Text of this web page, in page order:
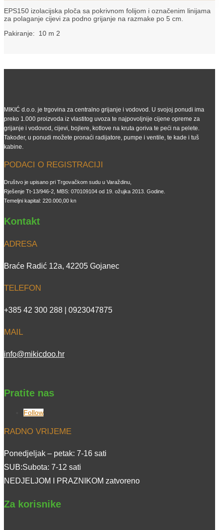
EPS150 izolacijska ploča sa pokrivnom folijom i označenim linijama
za polaganje cijevi za podno grijanje na razmake po 5 cm.
Pakiranje: 10 m 2
MIKIĆ d.o.o. je trgovina za centralno grijanje i vodovod. U svojoj ponudi ima
preko 1.000 proizvoda iz vlastitog uvoza te najpovoljnije cijene opreme za
grijanje i vodovod, cijevi, bojlere, kotlove na kruta goriva te peći na pelete.
Također, u ponudi možete pronaći radijatore, pumpe i ventile, te kade i tuš
kabine.
PODACI O REGISTRACIJI
Društvo je upisano pri Trgovačkom sudu u Varaždinu,
Rješenje Tt-13/946-2, MBS: 070109104 od 19. ožujka 2013. Godine.
Temeljni kapital: 220.000,00 kn
Kontakt
ADRESA
Braće Radić 12a, 42205 Gojanec
TELEFON
+385 42 300 288 | 0923047875
MAIL
info@mikicdoo.hr
Pratite nas
Follow
RADNO VRIJEME
Ponedjeljak – petak: 7-16 sati
SUB:Subota: 7-12 sati
NEDJELJOM I PRAZNIKOM zatvoreno
Za korisnike